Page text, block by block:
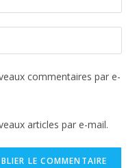
commentaires par e-
articles par e-mail.